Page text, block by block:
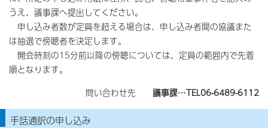
うえ、議事課へ提出してください。
申し込み者数が定員を超える場合は、申し込み者間の協議また
は抽選で傍聴者を決定します。
開会時刻の15分前以降の傍聴については、定員の範囲内で先着
順となります。
問い合わせ先 議事課…TEL06-6489-6112
手話通訳の申し込み